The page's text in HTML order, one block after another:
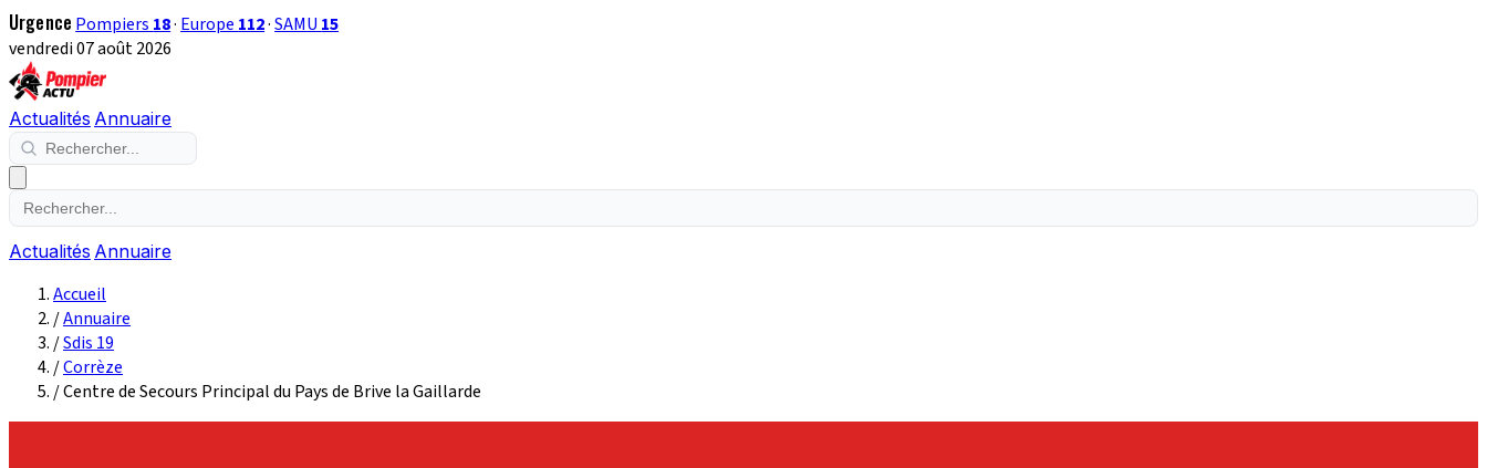
Urgence Pompiers 18· Europe 112·SAMU 15
vendredi 07 août 2026
Actualités Annuaire
Actualités Annuaire
Accueil
/Annuaire
/Sdis 19
/Corrèze
/Centre de Secours Principal du Pays de Brive la Gaillarde